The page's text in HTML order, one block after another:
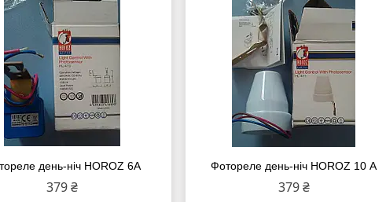
день-ніч HOROZ 6А
379 ₴
Фотореле день-ніч HOROZ 10 А
379 ₴